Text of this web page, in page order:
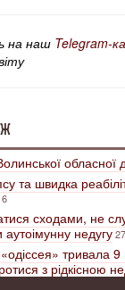
на наш Telegram-
обласної
та швидка
сходами, не
аутоімунну недугу
тривала 9
з рідкісною